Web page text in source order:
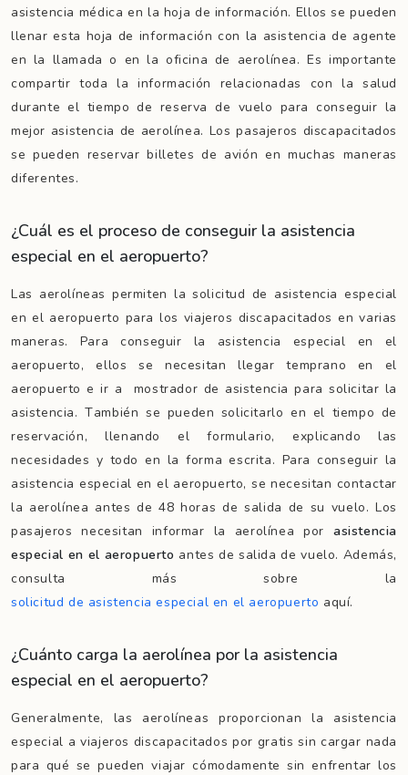
asistencia médica en la hoja de información. Ellos se pueden
llenar esta hoja de información con la asistencia de agente
en la llamada o en la oficina de aerolínea. Es importante
compartir toda la información relacionadas con la salud
durante el tiempo de reserva de vuelo para conseguir la
mejor asistencia de aerolínea. Los pasajeros discapacitados
se pueden reservar billetes de avión en muchas maneras
diferentes.
¿Cuál es el proceso de conseguir la asistencia
especial en el aeropuerto?
Las aerolíneas permiten la solicitud de asistencia especial
en el aeropuerto para los viajeros discapacitados en varias
maneras. Para conseguir la asistencia especial en el
aeropuerto, ellos se necesitan llegar temprano en el
aeropuerto e ir a mostrador de asistencia para solicitar la
asistencia. También se pueden solicitarlo en el tiempo de
reservación, llenando el formulario, explicando las
necesidades y todo en la forma escrita. Para conseguir la
asistencia especial en el aeropuerto, se necesitan contactar
la aerolínea antes de 48 horas de salida de su vuelo. Los
pasajeros necesitan informar la aerolínea por asistencia
especial en el aeropuerto antes de salida de vuelo. Además,
consulta más sobre la
solicitud de asistencia especial en el aeropuerto aquí.
¿Cuánto carga la aerolínea por la asistencia
especial en el aeropuerto?
Generalmente, las aerolíneas proporcionan la asistencia
especial a viajeros discapacitados por gratis sin cargar nada
para qué se pueden viajar cómodamente sin enfrentar los